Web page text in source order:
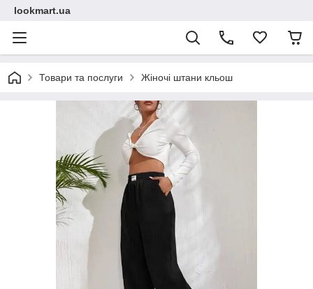
lookmart.ua
Товари та послуги Жіночі штани кльош